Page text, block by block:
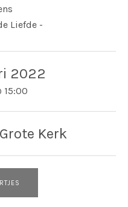
Liefde -
2022
15:00
Kerk